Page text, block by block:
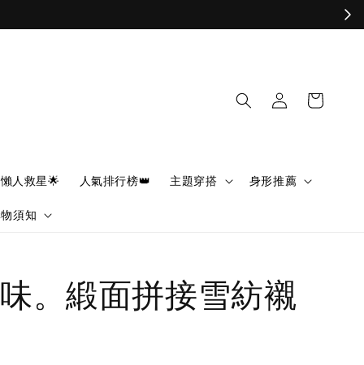
懶人救星🌟 人氣排行榜👑 主題穿搭 身形推薦
須知
。緞面拼接雪紡襯